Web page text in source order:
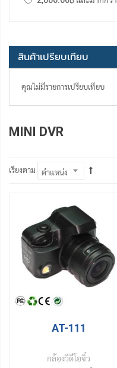
MINI DVR
เรียงตาม
AT-111
กล้องวีดีโอจิ๋ว
สินค้าเปรียบเทียบ
คุณไม่มีรายการเปรียบเทียบ